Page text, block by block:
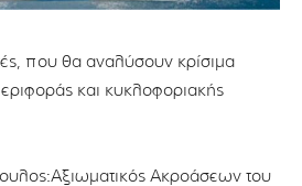
που θα αναλύσουν κρίσιμα
και κυκλοφοριακής
Ακροάσεων του